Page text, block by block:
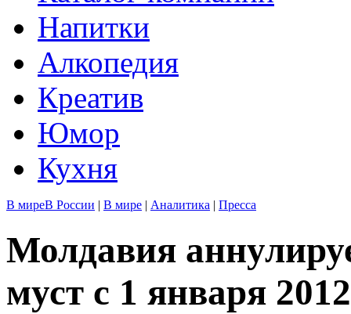
Напитки
Алкопедия
Креатив
Юмор
Кухня
В миреВ России | В мире | Аналитика | Пресса
Молдавия
муст с 1 января